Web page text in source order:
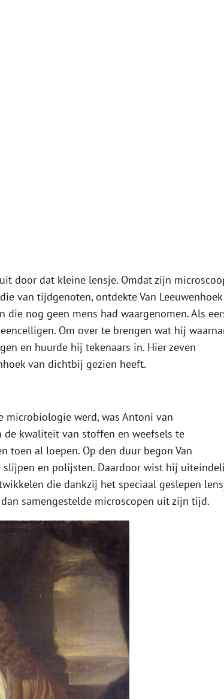
door dat kleine lensje. Omdat zijn
van tijdgenoten, ontdekte Van Leeuwenhoek
die nog geen mens had waargenomen. Als
Om over te brengen wat hij
en huurde hij tekenaars in. Hier zeven
van dichtbij gezien heeft.
microbiologie werd, was Antoni van
de kwaliteit van stoffen en weefsels te
toen al loepen. Op den duur begon Van
slijpen en polijsten. Daardoor wist hij
die dankzij het speciaal geslepen
samengestelde microscopen uit zijn tijd.